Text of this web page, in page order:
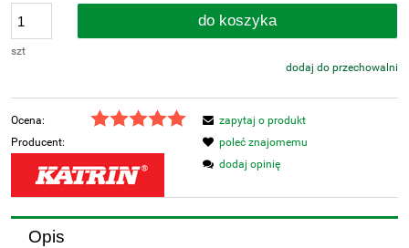
szt
do koszyka
dodaj do przechowalni
Ocena:
Producent:
zapytaj o produkt
poleć znajomemu
dodaj opinię
Opis